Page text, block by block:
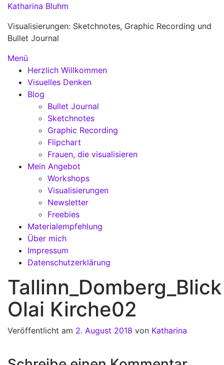
Zum
springen
Katharina Bluhm
Visualisierungen: Sketchnotes, Graphic Recording und
Bullet Journal
Menü
Herzlich Willkommen
Visuelles Denken
Blog
Bullet Journal
Sketchnotes
Graphic Recording
Flipchart
Frauen, die visualisieren
Mein Angebot
Workshops
Visualisierungen
Newsletter
Freebies
Materialempfehlung
Über mich
Impressum
Datenschutzerklärung
Tallinn_Domberg_Blick
Olai Kirche02
Veröffentlicht am 2. August 2018 von Katharina